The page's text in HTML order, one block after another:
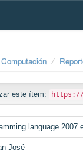
este ítem: https://
language 2007
José